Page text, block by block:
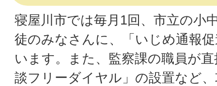
寝屋川市では毎月1回、市立の小
徒のみなさんに、「いじめ通報
います。また、監察課の職員が
談フリーダイヤル」の設置など